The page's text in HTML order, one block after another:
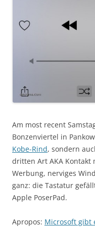
Am most recent
Bonzenviertel in
Kobe-Rind, sondern
dritten Art AKA Kontakt
Werbung, nerviges
ganz: die Tastatur
Apple PoserPad.
Apropos: Microsoft gibt